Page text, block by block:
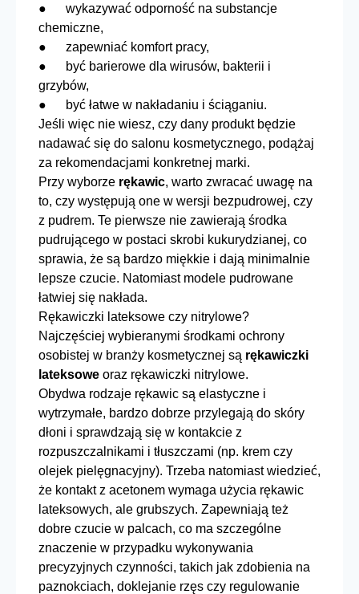
● wykazywać odporność na substancje
chemiczne,
● zapewniać komfort pracy,
● być barierowe dla wirusów, bakterii i
grzybów,
● być łatwe w nakładaniu i ściąganiu.
Jeśli więc nie wiesz, czy dany produkt będzie
nadawać się do salonu kosmetycznego, podążaj
za rekomendacjami konkretnej marki.
Przy wyborze rękawic, warto zwracać uwagę na
to, czy występują one w wersji bezpudrowej, czy
z pudrem. Te pierwsze nie zawierają środka
pudrującego w postaci skrobi kukurydzianej, co
sprawia, że są bardzo miękkie i dają minimalnie
lepsze czucie. Natomiast modele pudrowane
łatwiej się nakłada.
Rękawiczki lateksowe czy nitrylowe?
Najczęściej wybieranymi środkami ochrony
osobistej w branży kosmetycznej są rękawiczki
lateksowe oraz rękawiczki nitrylowe.
Obydwa rodzaje rękawic są elastyczne i
wytrzymałe, bardzo dobrze przylegają do skóry
dłoni i sprawdzają się w kontakcie z
rozpuszczalnikami i tłuszczami (np. krem czy
olejek pielęgnacyjny). Trzeba natomiast wiedzieć,
że kontakt z acetonem wymaga użycia rękawic
lateksowych, ale grubszych. Zapewniają też
dobre czucie w palcach, co ma szczególne
znaczenie w przypadku wykonywania
precyzyjnych czynności, takich jak zdobienia na
paznokciach, doklejanie rzęs czy regulowanie